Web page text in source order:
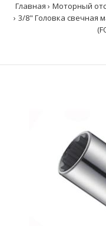
Главная Моторный
3/8" Головка свечная